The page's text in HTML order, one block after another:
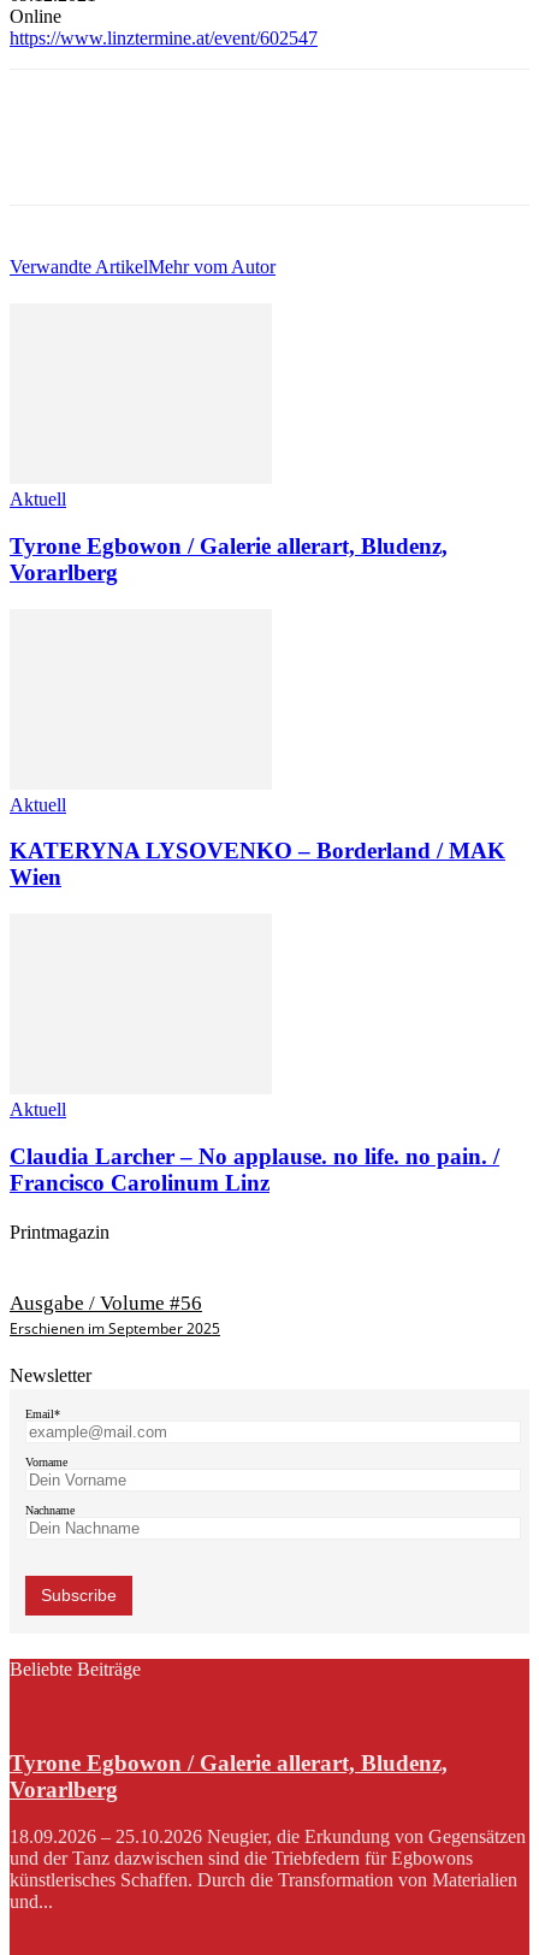
Online
https://www.linztermine.at/event/602547
Verwandte ArtikelMehr vom Autor
Aktuell
Tyrone Egbowon / Galerie allerart, Bludenz,
Vorarlberg
Aktuell
KATERYNA LYSOVENKO – Borderland / MAK
Wien
Aktuell
Claudia Larcher – No applause. no life. no pain. /
Francisco Carolinum Linz
Printmagazin
Ausgabe / Volume #56
Erschienen im September 2025
Newsletter
Email*
Vorname
Nachname
Beliebte Beiträge
Tyrone Egbowon / Galerie allerart, Bludenz,
Vorarlberg
18.09.2026 – 25.10.2026 Neugier, die Erkundung von Gegensätzen
und der Tanz dazwischen sind die Triebfedern für Egbowons
künstlerisches Schaffen. Durch die Transformation von Materialien
und...